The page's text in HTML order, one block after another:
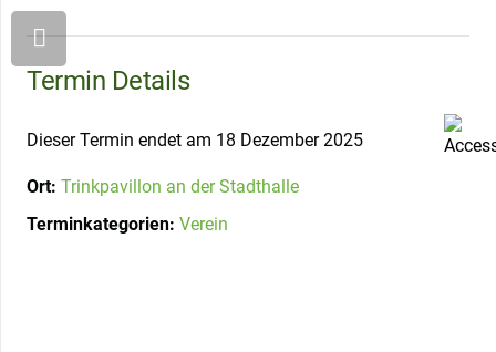
Termin Details
Dieser Termin endet am 18 Dezember 2025
Ort: Trinkpavillon an der Stadthalle
Terminkategorien: Verein